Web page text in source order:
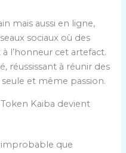
mais aussi en ligne,
sociaux où des
l’honneur cet artefact.
réussissant à réunir des
et même passion.
Kaiba devient
improbable que